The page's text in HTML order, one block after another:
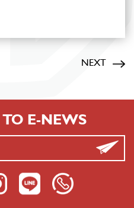
NEXT
TO E-NEWS